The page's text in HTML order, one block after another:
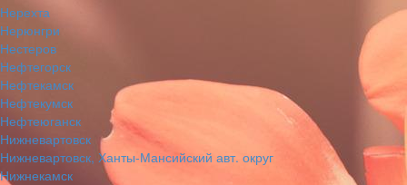
Нерехта
Нерюнгри
Нестеров
Нефтегорск
Нефтекамск
Нефтекумск
Нефтеюганск
Нижневартовск
Нижневартовск, Ханты-Мансийский авт. округ
Нижнекамск